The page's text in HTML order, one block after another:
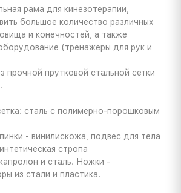
рама для кинезотерапии,
большое количество различных
и конечностей, а также
(тренажеры для рук и
прочной прутковой стальной сетки
сталь с полимерно-порошковым
- винилискожа, подвес для тела
стропа
и сталь. Ножки -
из стали и пластика.